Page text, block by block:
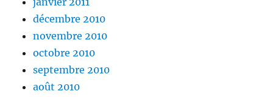
décembre 2010
novembre 2010
octobre 2010
septembre 2010
août 2010